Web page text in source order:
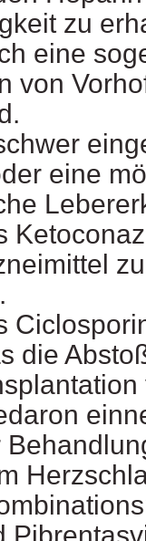
zu
eine
von
eine
die